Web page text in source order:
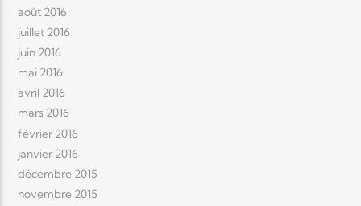
août 2016
juillet 2016
juin 2016
mai 2016
avril 2016
mars 2016
février 2016
janvier 2016
décembre 2015
novembre 2015